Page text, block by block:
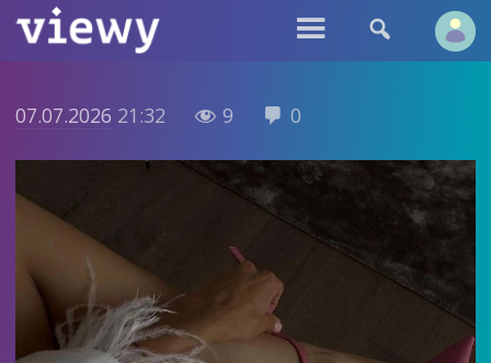
 
07.07.2026 21:32  9  0